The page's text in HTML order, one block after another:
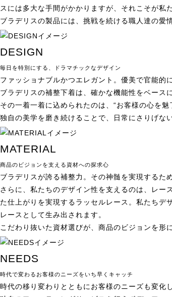
スには多大な手間がかかりますが、それこそが私
ブラデリスの製品には、挑戦を続ける職人達の愛
DESIGN
毎日を特別にする、ドラマチックなデザイン
ファッショナブルかつエレガント。優美で官能的
ブラデリスの補整下着は、確かな機能性をベース
その一着一着に込められたのは、“お客様の心を魅
独自の美学を磨き続けることで、日常にさりげな
MATERIAL
商品のビジョンを支える資材への探求心
ブラデリスが誇る補整力。その神髄を実現するた
さらに、私たちのデザイン性を支えるのは、レー
た仕上がりを実現するラッセルレース。私たちデ
レースとして生み出されます。
こだわり抜いた資材選びが、商品のビジョンを形
NEEDS
時代で変わるお客様のニーズをいち早くキャッチ
時代の移り変わりとともにお客様のニーズも変化